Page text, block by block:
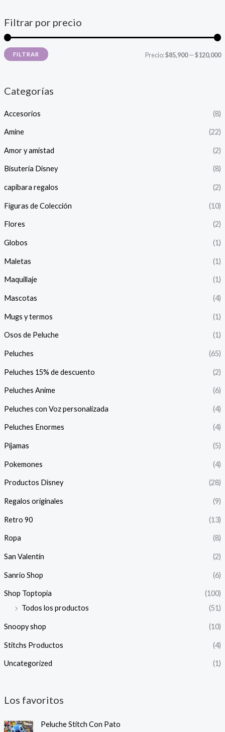
Filtrar por precio
PP
FILTRAR Precio:$85,900—$120,000
Categorías
Accesorios (8)
Amine (22)
Amor y amistad (2)
Bisutería Disney (8)
capibara regalos (2)
Figuras de Colección (10)
Flores (2)
Globos (1)
Maletas (1)
Maquillaje (1)
Mascotas (4)
Mugs y termos (1)
Osos de Peluche (1)
Peluches (65)
Peluches 15% de descuento (2)
Peluches Anime (6)
Peluches con Voz personalizada (4)
Peluches Enormes (4)
Pijamas (5)
Pokemones (4)
Productos Disney (28)
Regalos originales (9)
Retro 90 (13)
Ropa (8)
San Valentín (2)
Sanrio Shop (6)
Shop Toptopia
(100)
Todos los productos
(51)
Snoopy shop (10)
Stitchs Productos (4)
Uncategorized (1)
Los favoritos
Peluche Stitch Con Pato